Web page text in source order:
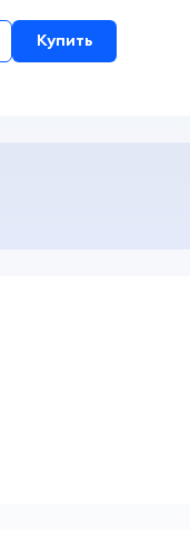
Купить